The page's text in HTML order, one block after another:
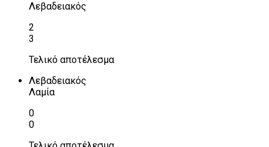
Λεβαδειακός
2
3
Τελικό αποτέλεσμα
Λεβαδειακός
Λαμία
0
0